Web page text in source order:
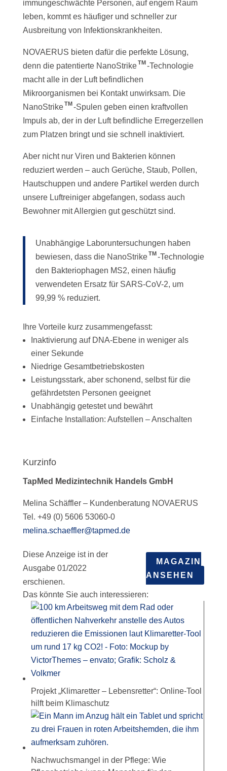
immungeschwächte Personen, auf engem Raum
leben, kommt es häufiger und schneller zur
Ausbreitung von Infektionskrankheiten.
NOVAERUS bieten dafür die perfekte Lösung,
denn die patentierte NanoStrikeTM-Technologie
macht alle in der Luft befindlichen
Mikroorganismen bei Kontakt unwirksam. Die
NanoStrikeTM-Spulen geben einen kraftvollen
Impuls ab, der in der Luft befindliche Erregerzellen
zum Platzen bringt und sie schnell inaktiviert.
Aber nicht nur Viren und Bakterien können
reduziert werden – auch Gerüche, Staub, Pollen,
Hautschuppen und andere Partikel werden durch
unsere Luftreiniger abgefangen, sodass auch
Bewohner mit Allergien gut geschützt sind.
Unabhängige Laboruntersuchungen haben
bewiesen, dass die NanoStrikeTM-Technologie
den Bakteriophagen MS2, einen häufig
verwendeten Ersatz für SARS-CoV-2, um
99,99 % reduziert.
Ihre Vorteile kurz zusammengefasst:
Inaktivierung auf DNA-Ebene in weniger als
einer Sekunde
Niedrige Gesamtbetriebskosten
Leistungsstark, aber schonend, selbst für die
gefährdetsten Personen geeignet
Unabhängig getestet und bewährt
Einfache Installation: Aufstellen – Anschalten
Kurzinfo
TapMed Medizintechnik Handels GmbH
Melina Schäffler – Kundenberatung NOVAERUS
Tel. +49 (0) 5606 53060-0
melina.schaeffler@tapmed.de
Diese Anzeige ist in der
Ausgabe 01/2022
erschienen.
MAGAZIN
ANSEHEN
Das könnte Sie auch interessieren:
Projekt „Klimaretter – Lebensretter“: Online-Tool
hilft beim Klimaschutz
Nachwuchsmangel in der Pflege: Wie